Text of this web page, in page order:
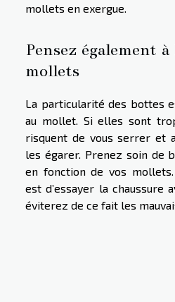
mollets en exergue.
Pensez également
mollets
La particularité des bottes
au mollet. Si elles sont
risquent de vous serrer et
les égarer. Prenez soin de
en fonction de vos mollets.
est d’essayer la chaussure
éviterez de ce fait les